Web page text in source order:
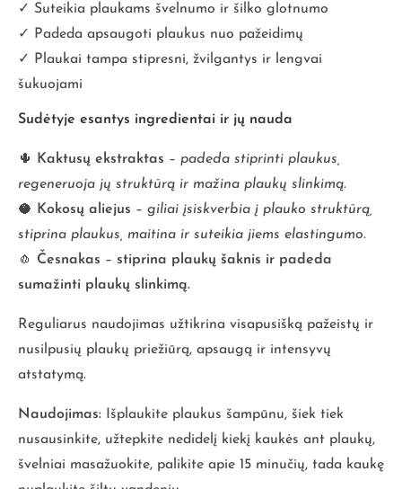
✓ Suteikia plaukams švelnumo ir šilko glotnumo
✓ Padeda apsaugoti plaukus nuo pažeidimų
✓ Plaukai tampa stipresni, žvilgantys ir lengvai
šukuojami
Sudėtyje esantys ingredientai ir jų nauda
🌵 Kaktusų ekstraktas – padeda stiprinti plaukus,
regeneruoja jų struktūrą ir mažina plaukų slinkimą.
🥥
Kokosų aliejus – giliai įsiskverbia į plauko struktūrą,
stiprina plaukus, maitina ir suteikia jiems elastingumo.
🧄 Česnakas – stiprina plaukų šaknis ir padeda
sumažinti plaukų slinkimą.
Reguliarus naudojimas užtikrina visapusišką pažeistų ir
nusilpusių plaukų priežiūrą, apsaugą ir intensyvų
atstatymą.
Naudojimas: Išplaukite plaukus šampūnu, šiek tiek
nusausinkite, užtepkite nedidelį kiekį kaukės ant plaukų,
švelniai masažuokite, palikite apie 15 minučių, tada kaukę